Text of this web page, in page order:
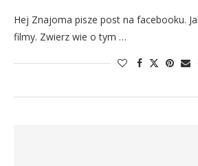
Hej Znajoma pisze post na facebooku.
filmy. Zwierz wie o tym …